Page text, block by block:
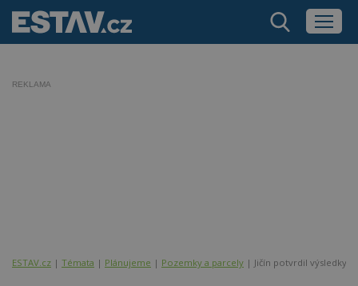
REKLAMA
ESTAV.cz Témata Plánujeme Pozemky a parcely Jičín potvrdil výsledky